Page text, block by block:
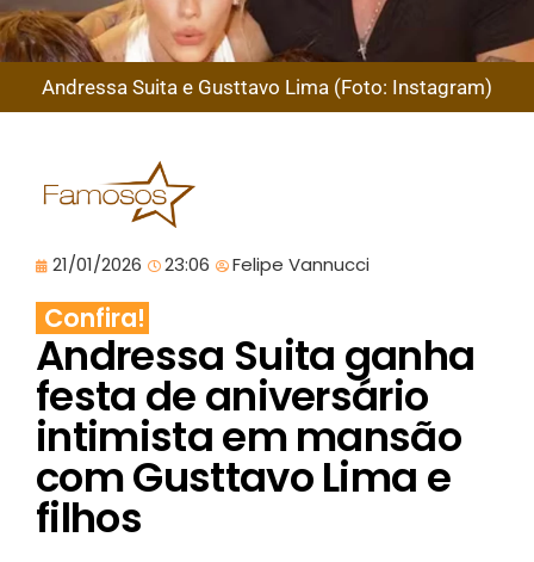
Andressa Suita e Gusttavo Lima (Foto: Instagram)
21/01/2026 23:06 Felipe Vannucci
Confira!
Andressa Suita ganha
festa de aniversário
intimista em mansão
com Gusttavo Lima e
filhos